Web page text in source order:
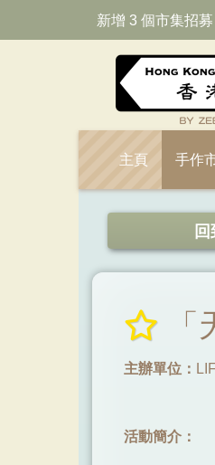
新增 3 個市集招
主頁 手作
「
主辦單位：
活動簡介：